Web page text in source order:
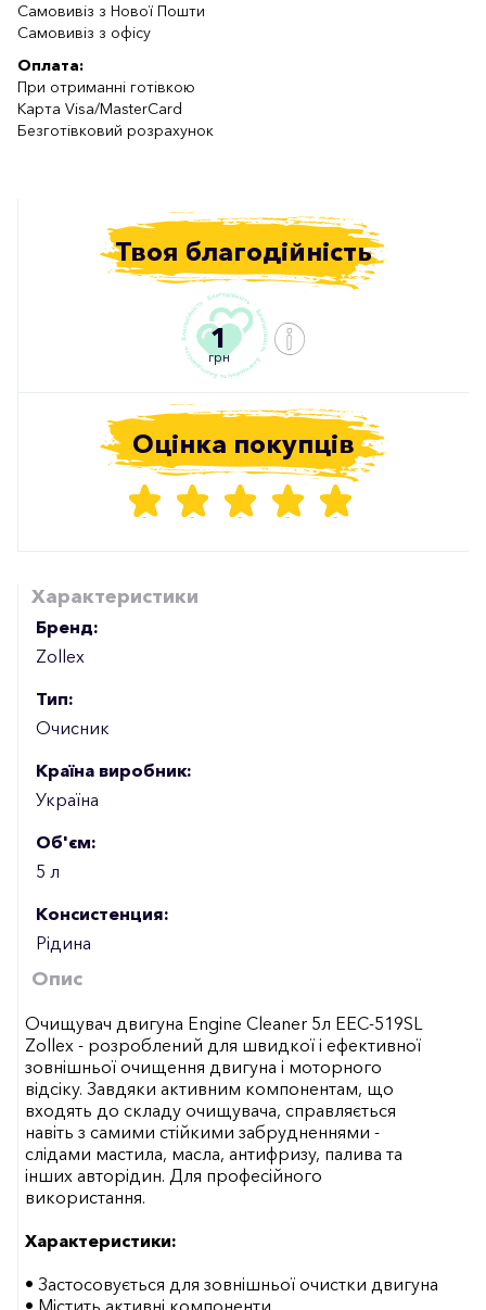
Самовивіз з Нової Пошти
Самовивіз з офісу
Оплата:
При отриманні готівкою
Карта Visa/MasterCard
Безготівковий розрахунок
Твоя благодійність
1
грн
Оцінка покупців
Характеристики
Бренд:
Zollex
Тип:
Очисник
Країна виробник:
Україна
Об'єм:
5 л
Консистенция:
Рідина
Опис
Очищувач двигуна Engine Cleaner 5л EEC-519SL
Zollex - розроблений для швидкої і ефективної
зовнішньої очищення двигуна і моторного
відсіку. Завдяки активним компонентам, що
входять до складу очищувача, справляється
навіть з самими стійкими забрудненнями -
слідами мастила, масла, антифризу, палива та
інших авторідин. Для професійного
використання.
Характеристики:
• Застосовується для зовнішньої очистки двигуна
• Містить активні компоненти